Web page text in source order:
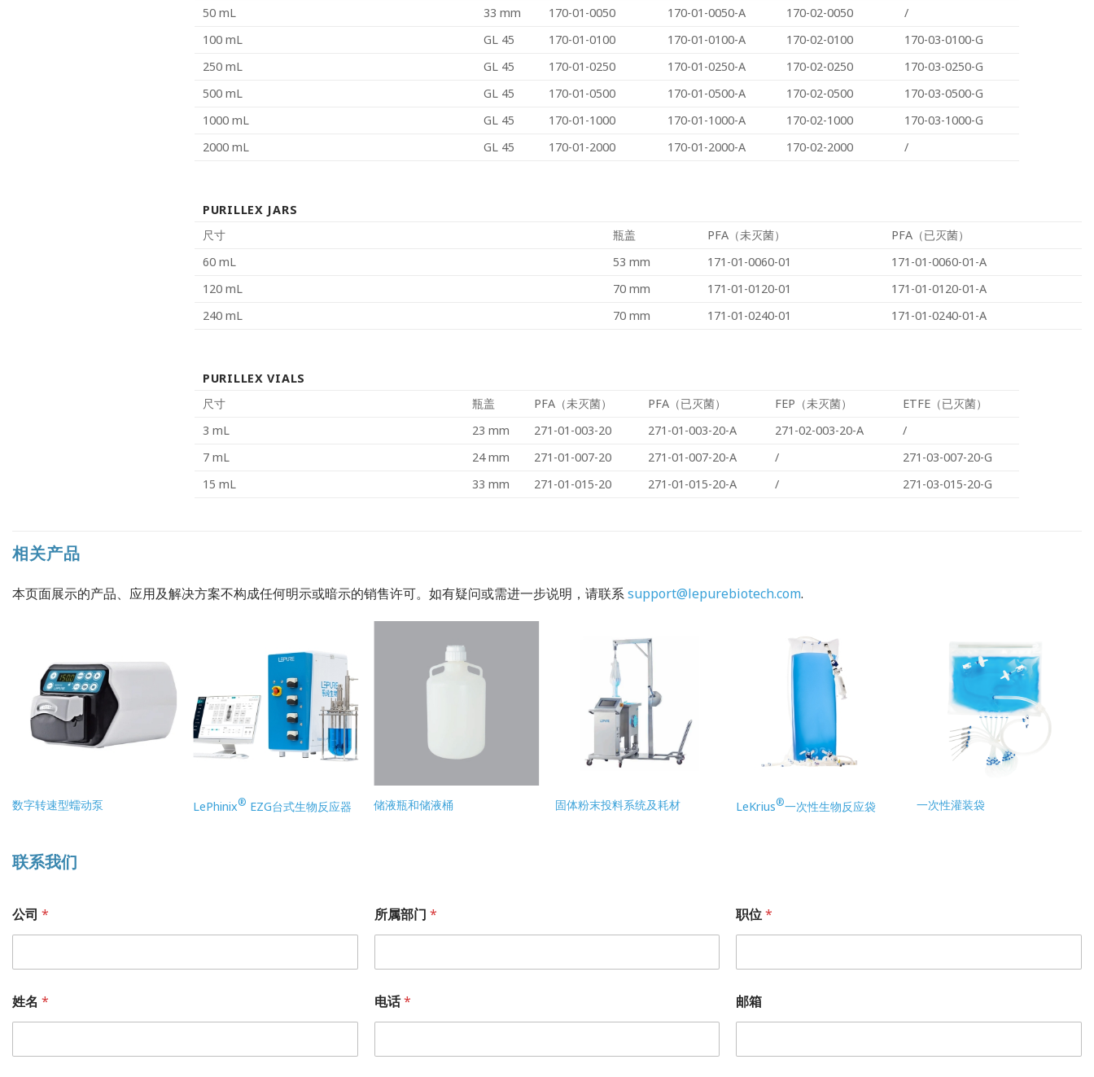
50 mL
33 mm 170-01-0050 170-01-0050-A 170-02-0050
/
100 mL
GL 45 170-01-0100 170-01-0100-A 170-02-0100
170-03-0100-G
250 mL
GL 45 170-01-0250 170-01-0250-A 170-02-0250
170-03-0250-G
500 mL
GL 45 170-01-0500 170-01-0500-A 170-02-0500
170-03-0500-G
1000 mL
GL 45 170-01-1000 170-01-1000-A 170-02-1000
170-03-1000-G
2000 mL
GL 45 170-01-2000 170-01-2000-A 170-02-2000 /
PURILLEX JARS
尺寸
瓶盖 PFA（未灭菌）
PFA（已灭菌）
60 mL
53 mm 171-01-0060-01
171-01-0060-01-A
120 mL
70 mm 171-01-0120-01
171-01-0120-01-A
240 mL
70 mm 171-01-0240-01 171-01-0240-01-A
PURILLEX VIALS
尺寸
瓶盖 PFA（未灭菌） PFA（已灭菌） FEP（未灭菌）
ETFE（已灭菌）
3 mL
23 mm 271-01-003-20 271-01-003-20-A 271-02-003-20-A
/
7 mL
24 mm 271-01-007-20 271-01-007-20-A /
271-03-007-20-G
15 mL
33 mm 271-01-015-20 271-01-015-20-A / 271-03-015-20-G
相关产品
本页面展示的产品、应用及解决方案不构成任何明示或暗示的销售许可。如有疑问或需进一步说明，请联系support@lepurebiotech.com.
数字转速型蠕动泵 LePhinix® EZG台式生物反应器 储液瓶和储液桶 固体粉末投料系统及耗材 LeKrius®一次性生物反应袋 一次性灌装袋
联系我们
公司 * 所属部门 * 职位*
姓名 * 电话* 邮箱